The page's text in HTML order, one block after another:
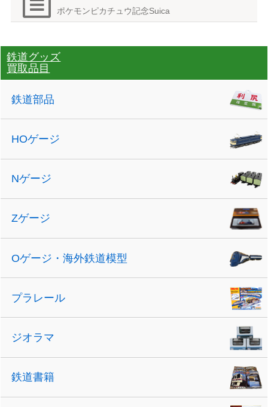
ポケモンピカチュウ記念Suica
鉄道グッズ
買取品目
鉄道部品
HOゲージ
Nゲージ
Zゲージ
Oゲージ・海外鉄道模型
プラレール
ジオラマ
鉄道書籍